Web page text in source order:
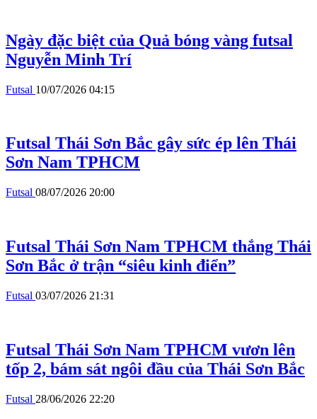
Ngày đặc biệt của Quả bóng vàng futsal
Nguyễn Minh Trí
Futsal 10/07/2026 04:15
Futsal Thái Sơn Bắc gây sức ép lên Thái
Sơn Nam TPHCM
Futsal 08/07/2026 20:00
Futsal Thái Sơn Nam TPHCM thắng Thái
Sơn Bắc ở trận “siêu kinh điển”
Futsal 03/07/2026 21:31
Futsal Thái Sơn Nam TPHCM vươn lên
tốp 2, bám sát ngôi đầu của Thái Sơn Bắc
Futsal 28/06/2026 22:20